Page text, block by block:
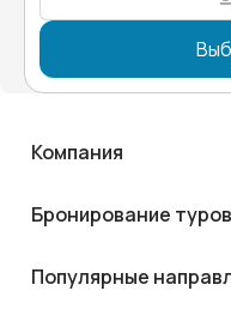
Компания
Бронирование
Популярные